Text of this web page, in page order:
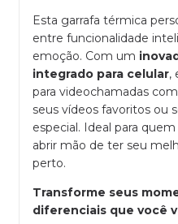
Esta garrafa térmica
entre funcionalidade
emoção. Com um
integrado para celular,
para videochamadas
seus vídeos favoritos ou
especial. Ideal para
abrir mão de ter seu
perto.
Transforme seus
diferenciais que você